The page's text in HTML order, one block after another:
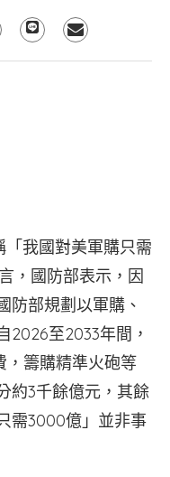
翻攝
「我國對美軍購只需
，國防部表示，因
防部規劃以軍購、
2026至2033年間，
，籌購精準火砲等
約3千餘億元，其餘
需3000億」並非事